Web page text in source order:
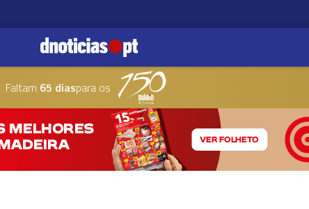
Faltam 65 diaspara os